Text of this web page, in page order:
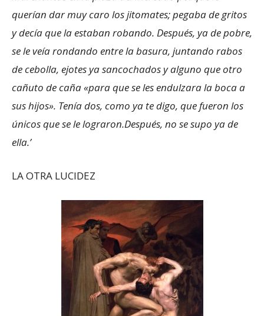
querían dar muy caro los jitomates; pegaba de gritos
y decía que la estaban robando. Después, ya de pobre,
se le veía rondando entre la basura, juntando rabos
de cebolla, ejotes ya sancochados y alguno que otro
cañuto de caña «para que se les endulzara la boca a
sus hijos». Tenía dos, como ya te digo, que fueron los
únicos que se le lograron.Después, no se supo ya de
ella.’
LA OTRA LUCIDEZ